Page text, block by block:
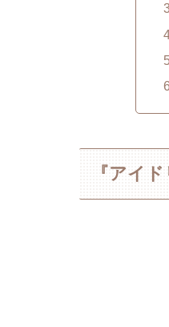
『アイ